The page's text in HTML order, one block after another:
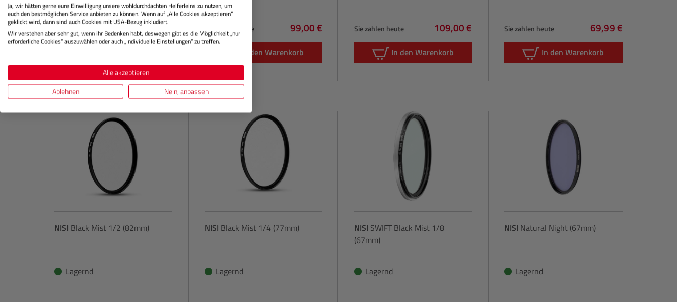
Sie zahlen heute
Regulärer Preis:
109,00 € Sie zahlen heute
Regulärer Preis:
99,00 €
In den Warenkorb
Sie zahlen heute
Regulärer Preis:
109,00 €
In den Warenkorb
Sie zahlen heute
Regulärer Preis:
69,99 €
In den Warenkorb
NISI Black Mist 1/2 (82mm)
Lagernd
NISI Black Mist 1/4 (77mm)
Lagernd
NISI SWIFT Black Mist 1/8
(67mm)
Lagernd
NISI Natural Night (67mm)
Lagernd
Ja, wir hätten gerne eure Einwilligung unsere wohldurchdachten Helferleins zu nutzen, um
euch den bestmöglichen Service anbieten zu können. Wenn auf „Alle Cookies akzeptieren“
geklickt wird, dann sind auch Cookies mit USA-Bezug inkludiert.
Wir verstehen aber sehr gut, wenn ihr Bedenken habt, deswegen gibt es die Möglichkeit „nur
erforderliche Cookies“ auszuwählen oder auch „Individuelle Einstellungen“ zu treffen.
Alle akzeptieren
Ablehnen
Nein, anpassen